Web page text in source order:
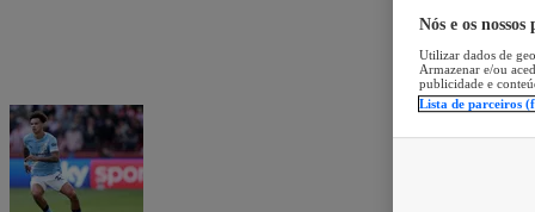
Nós e os
Utilizar dados de
Armazenar e/ou
publicidade e
Lista de parceiros